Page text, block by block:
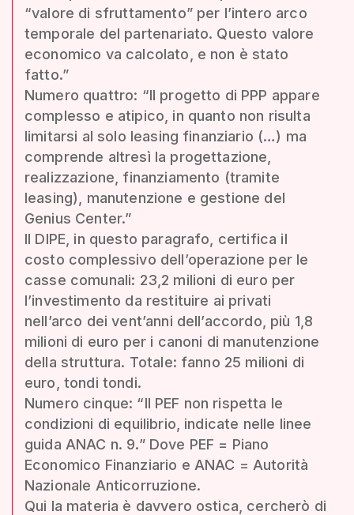
“valore di sfruttamento” per l’intero arco
temporale del partenariato. Questo valore
economico va calcolato, e non è stato
fatto.”
Numero quattro: “Il progetto di PPP appare
complesso e atipico, in quanto non risulta
limitarsi al solo leasing finanziario (…) ma
comprende altresì la progettazione,
realizzazione, finanziamento (tramite
leasing), manutenzione e gestione del
Genius Center.”
Il DIPE, in questo paragrafo, certifica il
costo complessivo dell’operazione per le
casse comunali: 23,2 milioni di euro per
l’investimento da restituire ai privati
nell’arco dei vent’anni dell’accordo, più 1,8
milioni di euro per i canoni di manutenzione
della struttura. Totale: fanno 25 milioni di
euro, tondi tondi.
Numero cinque: “Il PEF non rispetta le
condizioni di equilibrio, indicate nelle linee
guida ANAC n. 9.” Dove PEF = Piano
Economico Finanziario e ANAC = Autorità
Nazionale Anticorruzione.
Qui la materia è davvero ostica, cercherò di